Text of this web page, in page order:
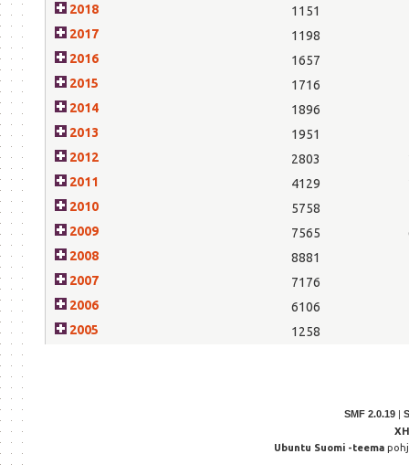
2018
1151
2017
1198
2016
1657
2015
1716
2014
1896
2013
1951
2012
2803
2011
4129
2010
5758
2009
7565
2008
8881
2007
7176
2006
6106
2005
1258
SMF 2.0.19 |
Ubuntu Suomi -teema